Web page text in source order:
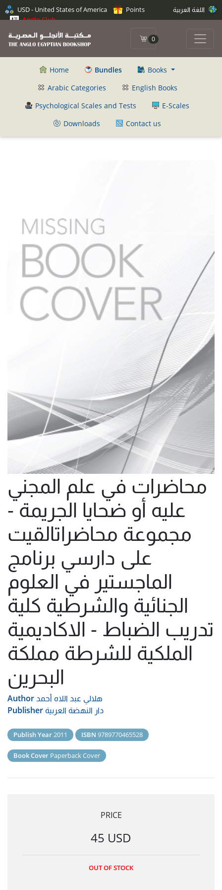
USD - United States of America
Points
Anglo Club
0
Home Bundles
Books
Arabic Categories
English Books
Psychological Scales and Tests
E-Scales
Downloads
Contact us
محاضرات في علم المجني
عليه أو ضحايا الجريمة -
مجموعة محاضراتالقيت
على دارسي برنامج
الماجستير في العلوم
الجنائية والشرطية كلية
تدريب الضباط - الاكاديمية
الملكية للشرطة مملكة
البحرين
Authorهلالي عبد اللاه أحمد
Publisher دار النهضة العربية
Publish Year2011 ISBN 9789770465528
Book Cover Paperback Cover
PRICE
45 USD
OUT OF STOCK